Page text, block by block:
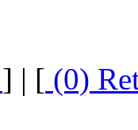
] | [ (0)